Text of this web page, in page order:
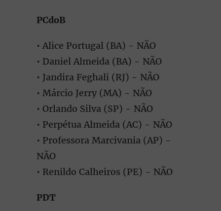
PCdoB
• Alice Portugal (BA) - NÃO
• Daniel Almeida (BA) - NÃO
• Jandira Feghali (RJ) - NÃO
• Márcio Jerry (MA) - NÃO
• Orlando Silva (SP) - NÃO
• Perpétua Almeida (AC) - NÃO
• Professora Marcivania (AP) -
NÃO
• Renildo Calheiros (PE) - NÃO
PDT